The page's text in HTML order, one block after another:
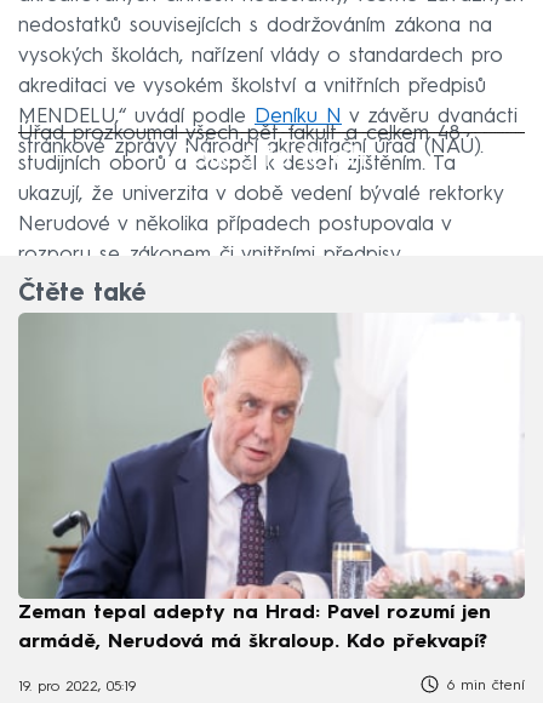
nedostatků souvisejících s dodržováním zákona na
vysokých školách, nařízení vlády o standardech pro
akreditaci ve vysokém školství a vnitřních předpisů
MENDELU,“ uvádí podle
Deníku N v závěru dvanácti
stránkové zprávy Národní akreditační úřad (NAÚ).
Failed to fetch
Úřad prozkoumal všech pět fakult a celkem 48
studijních oborů a dospěl k deseti zjištěním. Ta
ukazují, že univerzita v době vedení bývalé rektorky
Nerudové v několika případech postupovala v
rozporu se zákonem či vnitřními předpisy.
Čtěte také
Zeman tepal adepty na Hrad: Pavel rozumí jen
armádě, Nerudová má škraloup. Kdo překvapí?
19. pro 2022, 05:19 6 min čtení